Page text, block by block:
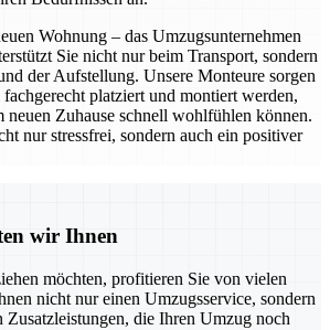
Wohnung – das Umzugsunternehmen
Sie nicht nur beim Transport, sondern
der Aufstellung. Unsere Monteure sorgen
platziert und montiert werden,
neuen Zuhause schnell wohlfühlen können.
nur stressfrei, sondern auch ein positiver
wir Ihnen
möchten, profitieren Sie von vielen
nicht nur einen Umzugsservice, sondern
die Ihren Umzug noch